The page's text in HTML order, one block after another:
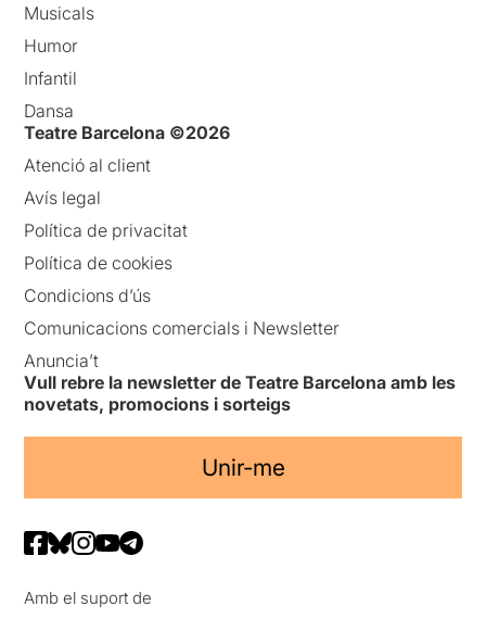
Musicals
Humor
Infantil
Dansa
Teatre Barcelona ©2026
Atenció al client
Avís legal
Política de privacitat
Política de cookies
Condicions d’ús
Comunicacions comercials i Newsletter
Anuncia’t
Vull rebre la newsletter de Teatre Barcelona amb les
novetats, promocions i sorteigs
Unir-me
Amb el suport de